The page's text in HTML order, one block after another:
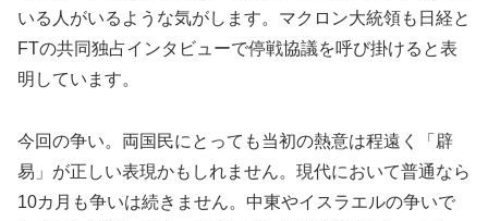
いる人がいるような気がします。マクロン大統領も日経と
FTの共同独占インタビューで停戦協議を呼び掛けると表
明しています。
今回の争い。両国民にとっても当初の熱意は程遠く「辟
易」が正しい表現かもしれません。現代において普通なら
10カ月も争いは続きません。中東やイスラエルの争いで